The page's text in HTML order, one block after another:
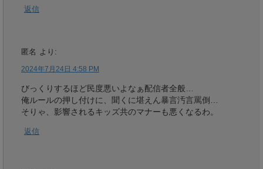
返信
匿名 より:
2024年7月24日 4:58 PM
びっくりするほど民度悪いよなぁ配信者全般…
俺ルールの押し付けに、聞くに堪えん暴言汚言罵倒…
そりゃ、影響されるキッズ共のマナーも悪くなるわ。
返信